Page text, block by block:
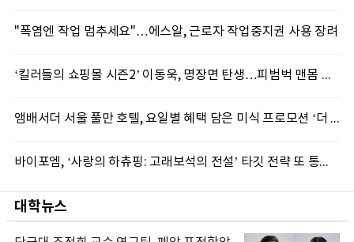
"폭염엔 작업 멈추세요"…에스알, 근로자 작업중지권 사용 장려
‘킬러들의 쇼핑몰 시즌2’ 이동욱, 명장면 탄생…피범벅 맨몸 액션 ‘감탄’
앰배서더 서울 풀만 호텔, 요일별 혜택 담은 미식 프로모션 ‘더 킹스 : 다이닝 프리빌리지즈’ 선봬
바이포엠, ‘사랑의 하츄핑: 고래보석의 전설’ 타깃 전략 또 통했다
대학뉴스